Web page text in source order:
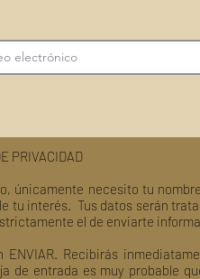
PRIVACIDAD
únicamente necesito tu
tu interés. Tus datos serán
el de enviarte
Recibirás
de entrada es muy probable